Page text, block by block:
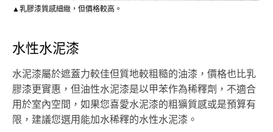
▲乳膠漆質感細緻，但價格較高。
水性水泥漆
水泥漆屬於遮蓋力較佳但質地較粗糙的油漆，價格也比乳
膠漆更實惠，但油性水泥漆是以甲苯作為稀釋劑，不適合
用於室內空間，如果您喜愛水泥漆的粗獷質感或是預算有
限，建議您選用能加水稀釋的水性水泥漆。